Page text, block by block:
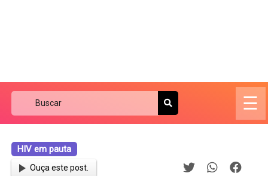
☰
HIV em pauta
Ouça este post.